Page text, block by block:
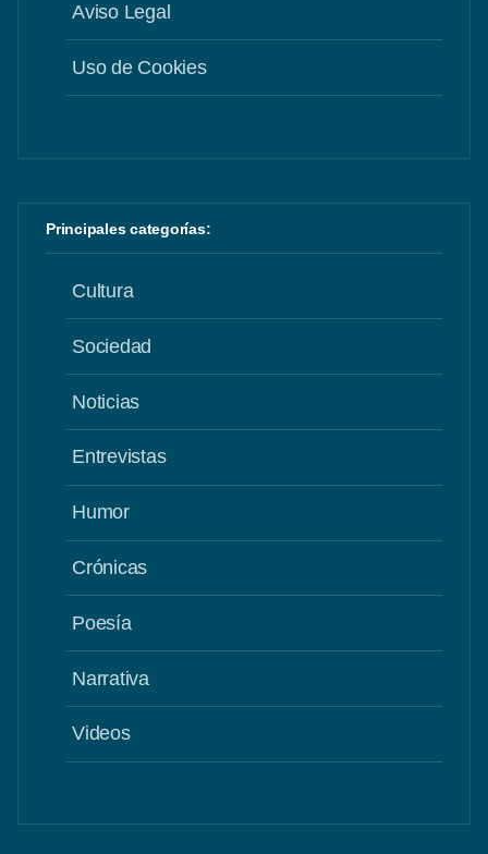
Aviso Legal
Uso de Cookies
Principales categorías:
Cultura
Sociedad
Noticias
Entrevistas
Humor
Crónicas
Poesía
Narrativa
Videos